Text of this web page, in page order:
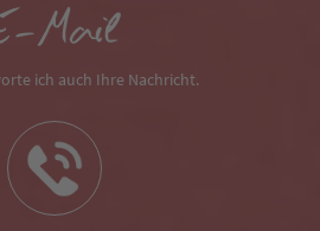
Mail
ich auch Ihre Nachricht.